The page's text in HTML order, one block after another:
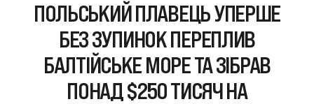
ПОЛЬСЬКИЙ ПЛАВЕЦЬ УПЕРШЕ
БЕЗ ЗУПИНОК ПЕРЕПЛИВ
БАЛТІЙСЬКЕ МОРЕ ТА ЗІБРАВ
ПОНАД $250 ТИСЯЧ НА